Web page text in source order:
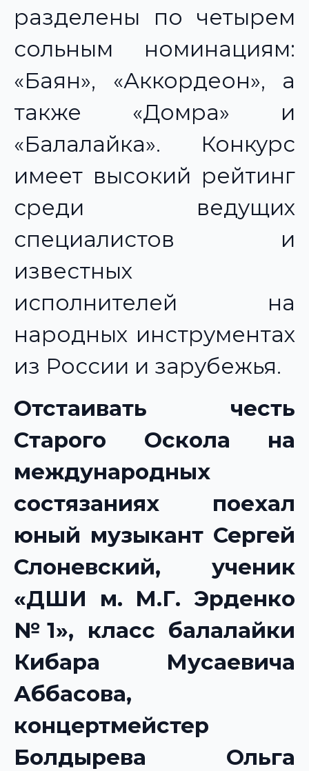
разделены по четырем
сольным номинациям:
«Баян», «Аккордеон», а
также «Домра» и
«Балалайка». Конкурс
имеет высокий рейтинг
среди ведущих
специалистов и
известных
исполнителей на
народных инструментах
из России и зарубежья.
Отстаивать честь
Старого Оскола на
международных
состязаниях поехал
юный музыкант Сергей
Слоневский, ученик
«ДШИ м. М.Г. Эрденко
№1», класс балалайки
Кибара Мусаевича
Аббасова,
концертмейстер
Болдырева Ольга